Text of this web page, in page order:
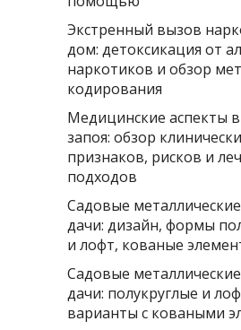
Экстренный вызов
дом: детоксикация от
наркотиков и обзор
кодирования
Медицинские аспекты
запоя: обзор
признаков, рисков и
подходов
Садовые
дачи: дизайн, формы
и лофт, кованые
Садовые
дачи: полукруглые и
варианты с коваными